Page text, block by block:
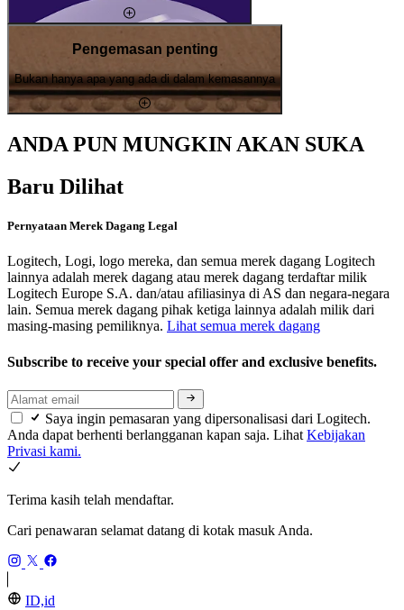
Pengemasan penting
Bukan hanya apa yang ada di dalam kemasannya
ANDA PUN MUNGKIN AKAN SUKA
Baru Dilihat
Pernyataan Merek Dagang Legal
Logitech, Logi, logo mereka, dan semua merek dagang Logitech
lainnya adalah merek dagang atau merek dagang terdaftar milik
Logitech Europe S.A. dan/atau afiliasinya di AS dan negara-negara
lain. Semua merek dagang pihak ketiga lainnya adalah milik dari
masing-masing pemiliknya. Lihat semua merek dagang
Subscribe to receive your special offer and exclusive benefits.
Saya ingin pemasaran yang dipersonalisasi dari Logitech.
Anda dapat berhenti berlangganan kapan saja. Lihat Kebijakan
Privasi kami.
Terima kasih telah mendaftar.
Cari penawaran selamat datang di kotak masuk Anda.
ID,id